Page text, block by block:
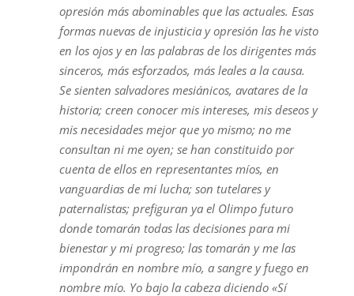
opresión más abominables que las actuales. Esas
formas nuevas de injusticia y opresión las he visto
en los ojos y en las palabras de los dirigentes más
sinceros, más esforzados, más leales a la causa.
Se sienten salvadores mesiánicos, avatares de la
historia; creen conocer mis intereses, mis deseos y
mis necesidades mejor que yo mismo; no me
consultan ni me oyen; se han constituido por
cuenta de ellos en representantes míos, en
vanguardias de mi lucha; son tutelares y
paternalistas; prefiguran ya el Olimpo futuro
donde tomarán todas las decisiones para mi
bienestar y mi progreso; las tomarán y me las
impondrán en nombre mío, a sangre y fuego en
nombre mío. Yo bajo la cabeza diciendo «Sí